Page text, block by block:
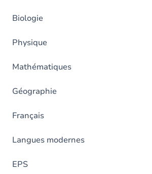
Biologie
Physique
Mathématiques
Géographie
Français
Langues modernes
EPS